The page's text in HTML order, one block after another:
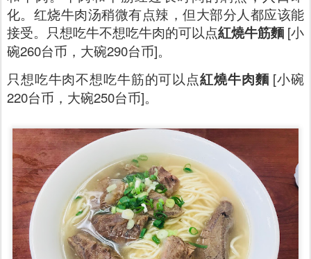
化。红烧牛肉汤稍微有点辣，但大部分人都应该能
接受。只想吃牛不想吃牛肉的可以点紅燒牛筋麵 [小
碗260台币，大碗290台币]。
只想吃牛肉不想吃牛筋的可以点紅燒牛肉麵 [小碗
220台币，大碗250台币]。